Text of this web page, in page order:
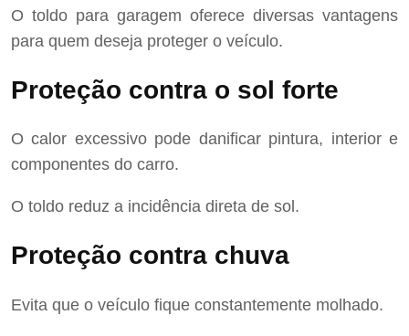
O toldo para garagem oferece diversas vantagens
para quem deseja proteger o veículo.
Proteção contra o sol forte
O calor excessivo pode danificar pintura, interior e
componentes do carro.
O toldo reduz a incidência direta de sol.
Proteção contra chuva
Evita que o veículo fique constantemente molhado.